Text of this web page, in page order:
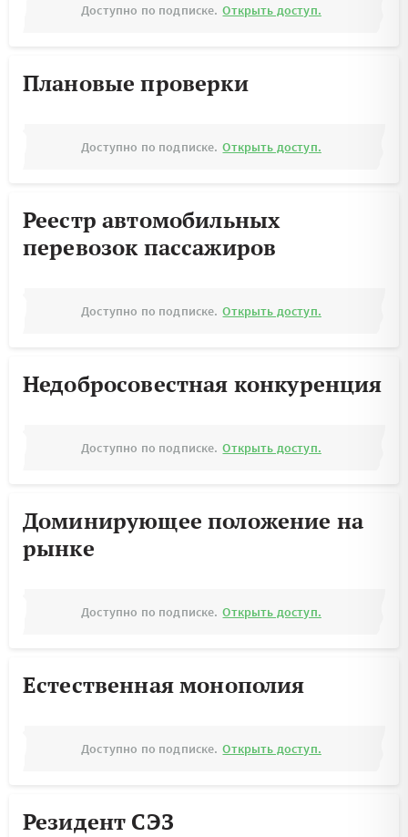
Доступно по подписке. Открыть доступ.
Плановые проверки
Доступно по подписке. Открыть доступ.
Реестр автомобильных
перевозок пассажиров
Доступно по подписке. Открыть доступ.
Недобросовестная конкуренция
Доступно по подписке. Открыть доступ.
Доминирующее положение на
рынке
Доступно по подписке. Открыть доступ.
Естественная монополия
Доступно по подписке. Открыть доступ.
Резидент СЭЗ